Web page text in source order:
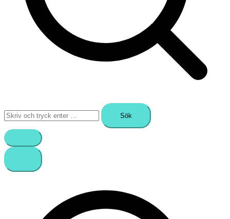
Sök
efter: